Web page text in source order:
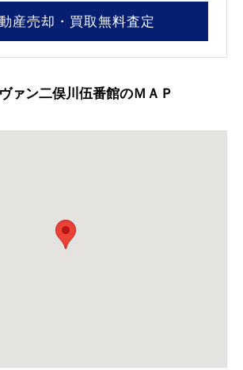
産売却・買取無料査定
ァン二俣川伍番館のＭＡＰ